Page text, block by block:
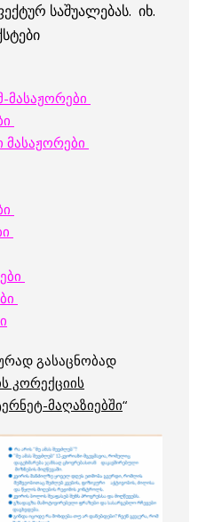
საშუალებას. იხ.
მასაჟორები
გასაცნობად
კორექციის
მაღაზიებში“